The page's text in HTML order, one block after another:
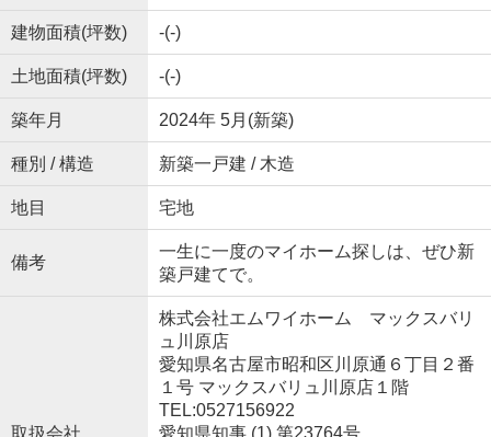
建物面積(坪数) -(-)
土地面積(坪数) -(-)
築年月 2024年 5月(新築)
種別 / 構造 新築一戸建 / 木造
地目 宅地
備考
一生に一度のマイホーム探しは、ぜひ新
築戸建てで。
株式会社エムワイホーム マックスバリ
ュ川原店
愛知県名古屋市昭和区川原通６丁目２番
１号 マックスバリュ川原店１階
TEL:0527156922